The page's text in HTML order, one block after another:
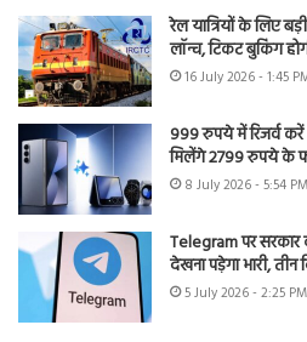
रेल यात्रियों के लिए
लॉन्च, टिकट बुकिंग
16 July 2026 - 1:45
999 रुपये में रिजर्व
मिलेंगे 2799 रुपये के
8 July 2026 - 5:54 PM
Telegram पर
देखना पड़ेगा भारी, तीन
5 July 2026 - 2:25 PM